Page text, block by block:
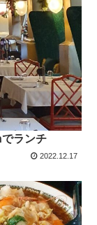
ランチ
2022.12.17